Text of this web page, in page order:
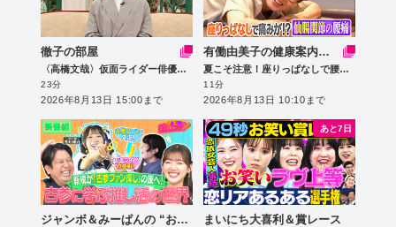
徹子の部屋
〈高橋文哉〉仮面ライダー俳優が初登場！料理人の夢も…
23分
2026年8月13日 15:00まで
有働由美子の健康案内人！
夏こそ注意！座りっぱなしで腰痛に!?
11分
2026年8月13日 10:10まで
ジャンボ＆みーぱんの “おしえて！推しコサン”～新規も古参もいらっしゃ～い～
あと7日
まいにち大喜利＆賞レース